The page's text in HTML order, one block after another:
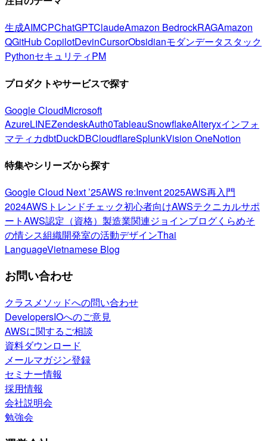
生成AIMCPChatGPTClaudeAmazon BedrockRAGAmazon
QGitHub CopilotDevinCursorObsidianモダンデータスタック
PythonセキュリティPM
プロダクトやサービスで探す
Google CloudMicrosoft
AzureLINEZendeskAuth0TableauSnowflakeAlteryxインフォ
マティカdbtDuckDBCloudflareSplunkVision OneNotion
特集やシリーズから探す
Google Cloud Next ’25AWS re:Invent 2025AWS再入門
2024AWSトレンドチェック初心者向けAWSテクニカルサポ
ートAWS認定（資格） 製造業関連ジョインブログくらめそ
の情シス組織開発室の活動デザインThai
LanguageVietnamese Blog
お問い合わせ
クラスメソッドへの問い合わせ
DevelopersIOへのご意見
AWSに関するご相談
資料ダウンロード
メールマガジン登録
セミナー情報
採用情報
会社説明会
勉強会